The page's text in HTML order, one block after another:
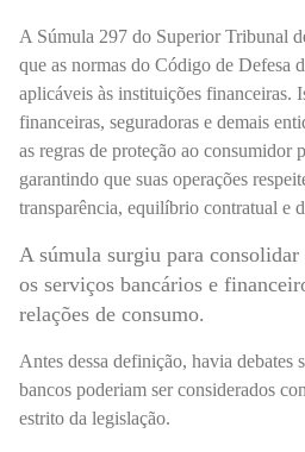
A Súmula 297 do Superior Tribunal
que as normas do Código de Defesa
aplicáveis às instituições financeiras.
financeiras, seguradoras e demais
as regras de proteção ao consumidor
garantindo que suas operações
transparência, equilíbrio contratual e
A súmula surgiu para
os serviços bancários e
relações de consumo.
Antes dessa definição, havia debates
bancos poderiam ser considerados
estrito da legislação.